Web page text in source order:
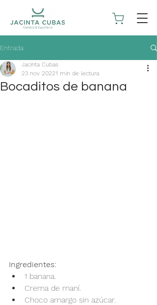
Entrada
Bocaditos de banana
Jacinta Cubas
23 nov 20221 min de lectura
Ingredientes:
1 banana.
Crema de maní.
Choco amargo sin azúcar.